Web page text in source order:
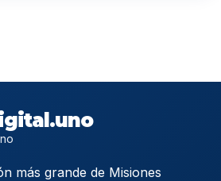
más grande de Misiones